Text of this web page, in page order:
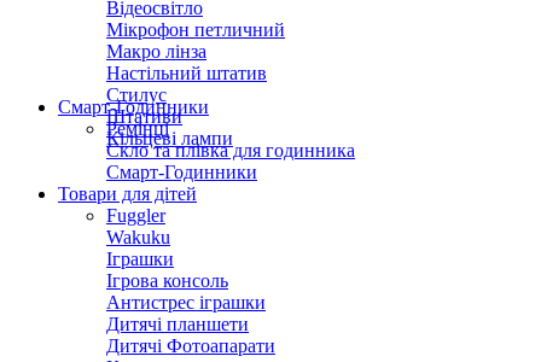
Відеосвітло
Мікрофон петличний
Макро лінза
Настільний штатив
Стилус
Штативи
Кільцеві лампи
Смарт-Годинники
Ремінці
Скло та плівка для годинника
Смарт-Годинники
Товари для дітей
Fuggler
Wakuku
Іграшки
Ігрова консоль
Антистрес іграшки
Дитячi планшети
Дитячі Фотоапарати